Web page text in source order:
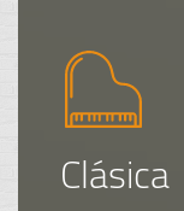
Clásica